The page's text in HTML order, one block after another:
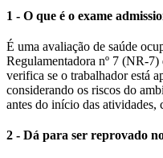
1 - O que é o exame
É uma avaliação de saúde
Regulamentadora nº 7 (NR-
verifica se o trabalhador está
considerando os riscos do
antes do início das atividades,
2 - Dá para ser reprovado